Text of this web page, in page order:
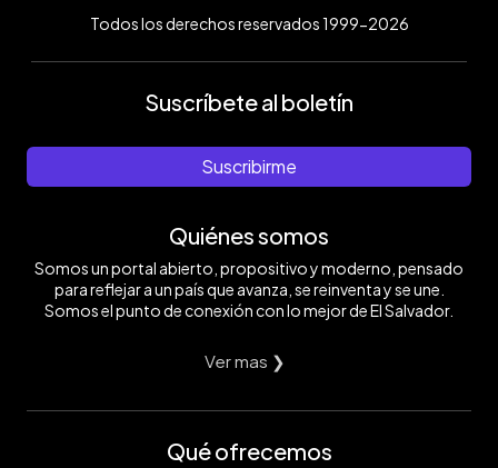
Todos los derechos reservados 1999-2026
Suscríbete al boletín
Suscribirme
Quiénes somos
Somos un portal abierto, propositivo y moderno, pensado
para reflejar a un país que avanza, se reinventa y se une.
Somos el punto de conexión con lo mejor de El Salvador.
Ver mas ❯
Qué ofrecemos